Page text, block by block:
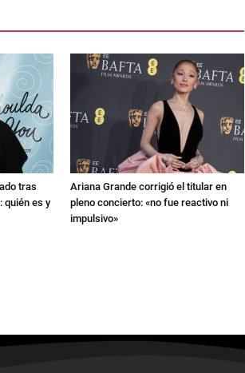
tras
quién es y
Ariana Grande corrigió el titular en
pleno concierto: «no fue reactivo ni
impulsivo»